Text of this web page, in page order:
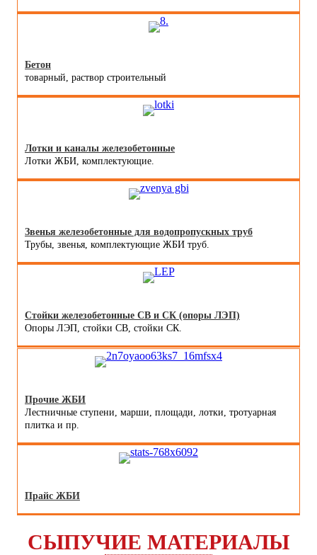
Бетон
товарный, раствор строительный
Лотки и каналы железобетонные
Лотки ЖБИ, комплектующие.
Звенья железобетонные для водопропускных труб
Трубы, звенья, комплектующие ЖБИ труб.
Стойки железобетонные СВ и СК (опоры ЛЭП)
Опоры ЛЭП, стойки СВ, стойки СК.
Прочие ЖБИ
Лестничные ступени, марши, площади, лотки, тротуарная
плитка и пр.
Прайс ЖБИ
СЫПУЧИЕ МАТЕРИАЛЫ